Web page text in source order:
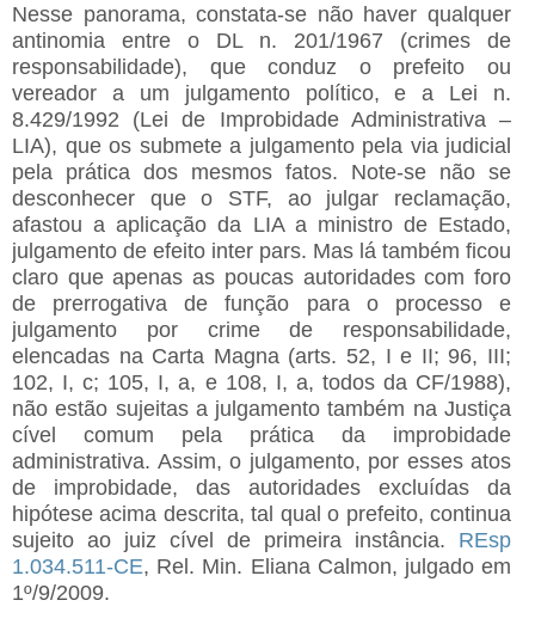
Nesse panorama, constata-se não haver qualquer
antinomia entre o DL n. 201/1967 (crimes de
responsabilidade), que conduz o prefeito ou
vereador a um julgamento político, e a Lei n.
8.429/1992 (Lei de Improbidade Administrativa –
LIA), que os submete a julgamento pela via judicial
pela prática dos mesmos fatos. Note-se não se
desconhecer que o STF, ao julgar reclamação,
afastou a aplicação da LIA a ministro de Estado,
julgamento de efeito inter pars. Mas lá também ficou
claro que apenas as poucas autoridades com foro
de prerrogativa de função para o processo e
julgamento por crime de responsabilidade,
elencadas na Carta Magna (arts. 52, I e II; 96, III;
102, I, c; 105, I, a, e 108, I, a, todos da CF/1988),
não estão sujeitas a julgamento também na Justiça
cível comum pela prática da improbidade
administrativa. Assim, o julgamento, por esses atos
de improbidade, das autoridades excluídas da
hipótese acima descrita, tal qual o prefeito, continua
sujeito ao juiz cível de primeira instância. REsp
1.034.511-CE, Rel. Min. Eliana Calmon, julgado em
1º/9/2009.